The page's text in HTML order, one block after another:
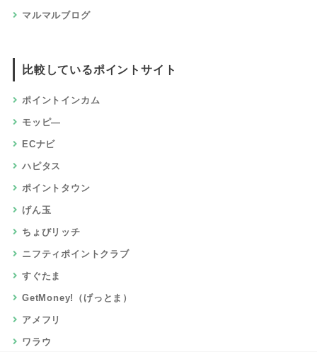
マルマルブログ
比較しているポイントサイト
ポイントインカム
モッピ―
ECナビ
ハピタス
ポイントタウン
げん玉
ちょびリッチ
ニフティポイントクラブ
すぐたま
GetMoney!（げっとま）
アメフリ
ワラウ